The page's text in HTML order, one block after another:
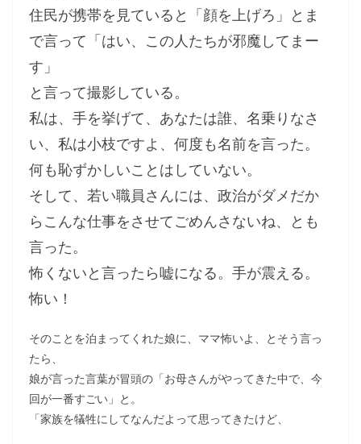
住民が携帯を見ていると「顔を上げろ」とま
で言って「はい、この人たちが邪魔してまー
す」
と言って撮影している。
私は、手を挙げて、あなたは誰、名乗りなさ
い、私は小枝ですよ、何度も名前を言った。
何も恥ずかしいことはしていない。
そして、若い職員さんには、政治がダメだか
らこんな仕事をさせてごめんさないね、とも
言った。
怖くないと言ったら嘘になる。手が震える。
怖い！
そのことを泊まってくれた娘に、ママ怖いよ、とそう言っ
たら、
娘が言った言葉が冒頭の「お母さんがやってきた中で、今
回が一番すごい」と。
「家族を犠牲にしてなんだよって思ってきたけど、